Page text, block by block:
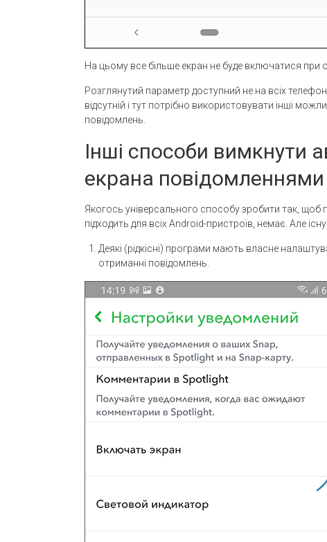
На цьому все більше екран не буде включатися при
Розглянутий параметр доступний не на всіх
відсутній і тут потрібно використовувати інші
повідомлень.
Інші способи вимкнути
екрана повідомленнями
Якогось універсального способу зробити так,
підходить для всіх Android-пристроїв, немає. Але
Деякі (рідкісні) програми мають власне
отриманні повідомлень.